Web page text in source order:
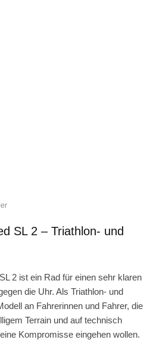
SL 2 – Triathlon- und
2 ist ein Rad für einen sehr klaren
die Uhr. Als Triathlon- und
an Fahrerinnen und Fahrer, die
Terrain und auf technisch
Kompromisse eingehen wollen.